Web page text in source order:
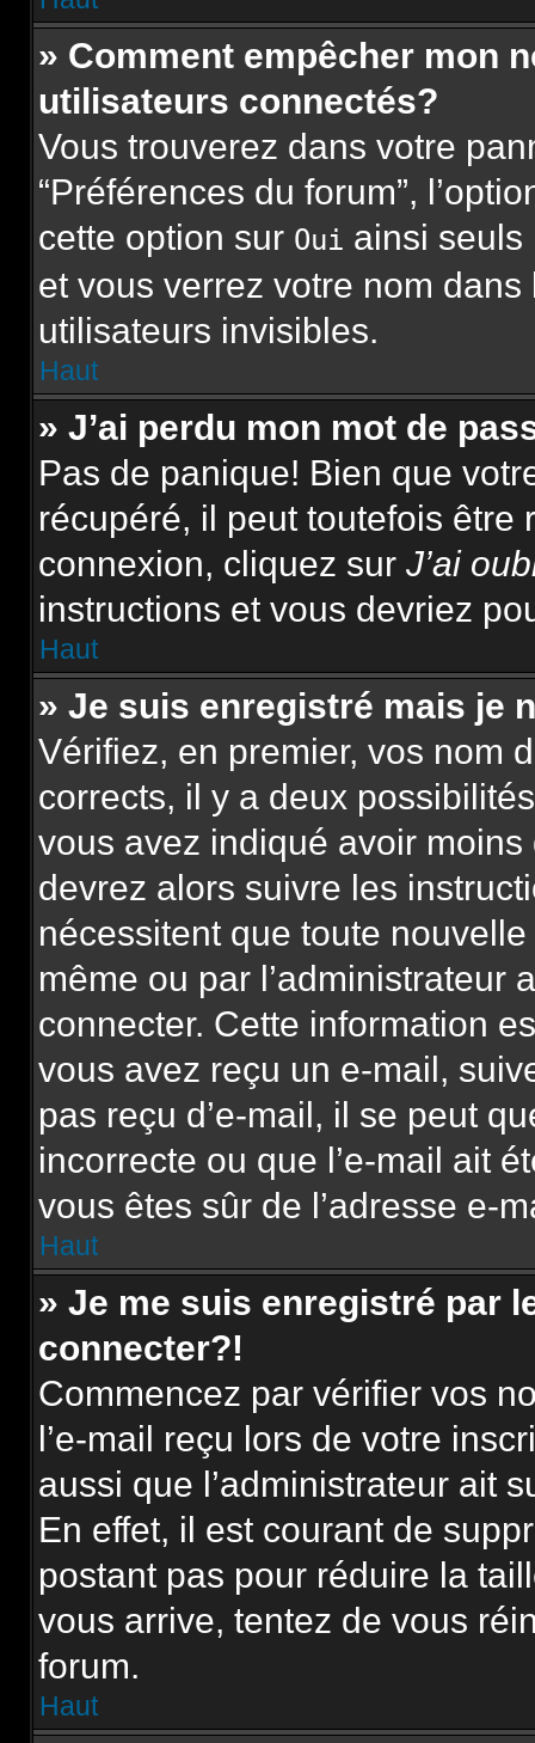
» Comment empêcher mon
utilisateurs connectés?
Vous trouverez dans votre
“Préférences du forum”,
cette option sur Oui ainsi seuls
et vous verrez votre nom
utilisateurs invisibles.
Haut
» J’ai perdu mon mot de
Pas de panique! Bien que
récupéré, il peut toutefois
connexion, cliquez sur J’ai
instructions et vous devriez
Haut
» Je suis enregistré mais je
Vérifiez, en premier, vos nom
corrects, il y a deux
vous avez indiqué avoir
devrez alors suivre les
nécessitent que toute
même ou par l’administrateur
connecter. Cette information
vous avez reçu un e-mail,
pas reçu d’e-mail, il se peut
incorrecte ou que l’e-mail ait
vous êtes sûr de l’adresse e-
Haut
» Je me suis enregistré par
connecter?!
Commencez par vérifier vos
l’e-mail reçu lors de votre
aussi que l’administrateur ait
En effet, il est courant de
postant pas pour réduire la
vous arrive, tentez de vous
forum.
Haut